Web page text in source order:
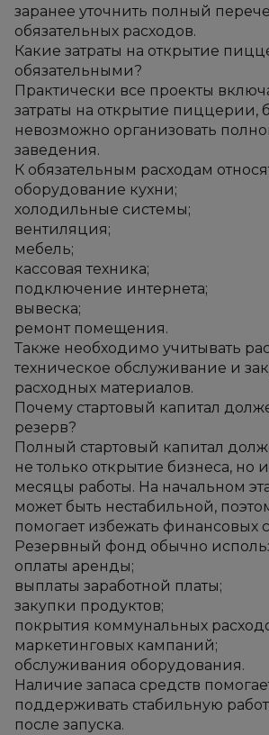
заранее уточнить полный
обязательных расходов.
Какие затраты на открытие
обязательными?
Практически все проекты
затраты на открытие пиццерии,
невозможно организовать
заведения.
К обязательным расходам
оборудование кухни;
холодильные системы;
вентиляция;
мебель;
кассовая техника;
подключение интернета;
вывеска;
ремонт помещения.
Также необходимо учитывать
техническое обслуживание и
расходных материалов.
Почему стартовый капитал
резерв?
Полный стартовый капитал
не только открытие бизнеса, но
месяцы работы. На начальном
может быть нестабильной,
помогает избежать финансовых
Резервный фонд обычно
оплаты аренды;
выплаты заработной платы;
закупки продуктов;
покрытия коммунальных
маркетинговых кампаний;
обслуживания оборудования.
Наличие запаса средств
поддерживать стабильную
после запуска.